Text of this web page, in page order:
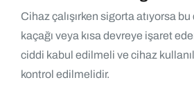
Cihaz çalışırken sigorta atıyorsa
kaçağı veya kısa devreye işaret
ciddi kabul edilmeli ve cihaz
kontrol edilmelidir.